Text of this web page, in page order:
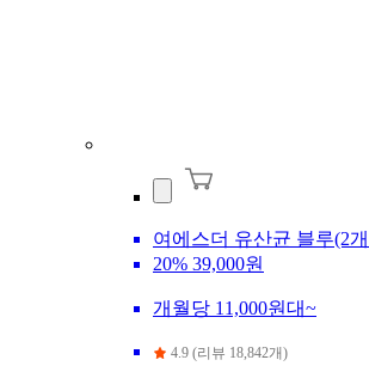
여에스더 유산균 블루(2
20% 39,000원
개월당 11,000원대~
4.9 (리뷰 18,842개)